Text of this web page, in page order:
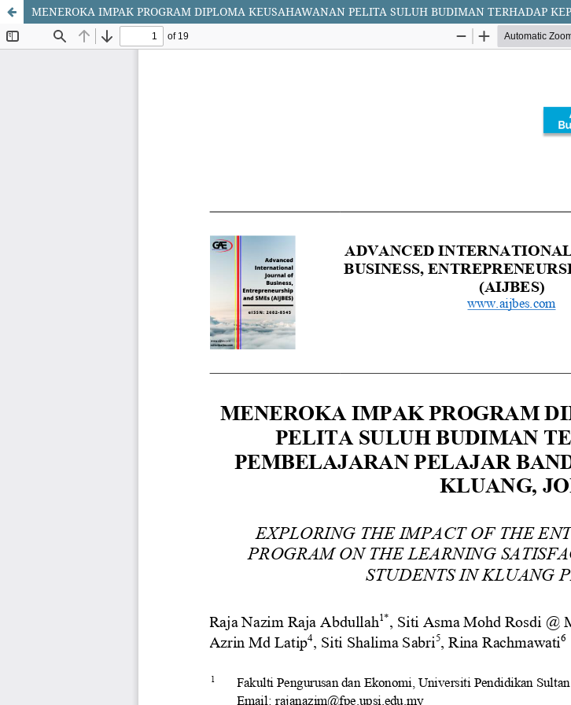
MENEROKA IMPAK PROGRAM DIPLOMA KEUSAHAWANAN PELITA SULUH BUDIMAN TERHADAP